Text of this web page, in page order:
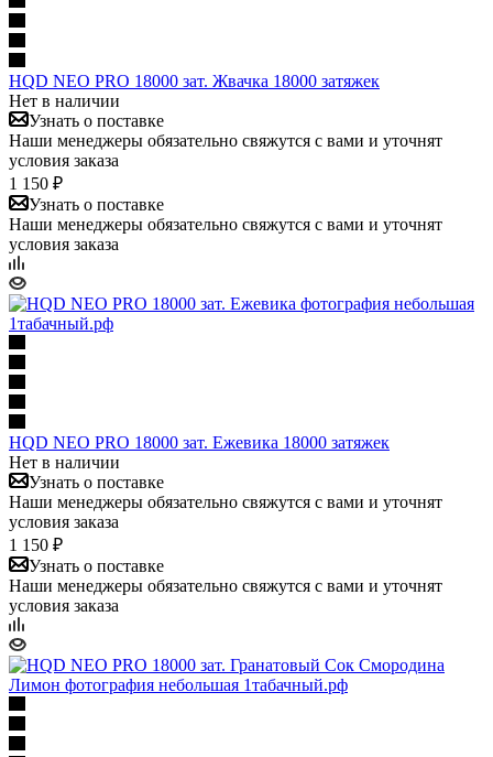
HQD NEO PRO 18000 зат. Жвачка 18000 затяжек
Нет в наличии
Узнать о поставке
Наши менеджеры обязательно свяжутся с вами и уточнят
условия заказа
1 150 ₽
Узнать о поставке
Наши менеджеры обязательно свяжутся с вами и уточнят
условия заказа
HQD NEO PRO 18000 зат. Ежевика 18000 затяжек
Нет в наличии
Узнать о поставке
Наши менеджеры обязательно свяжутся с вами и уточнят
условия заказа
1 150 ₽
Узнать о поставке
Наши менеджеры обязательно свяжутся с вами и уточнят
условия заказа